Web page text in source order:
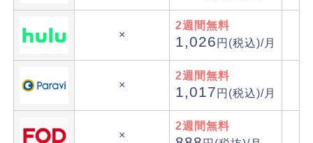
×
2週間無料
1,026 円(税込)/月
×
2週間無料
1,017 円(税込)/月
×
2週間無料